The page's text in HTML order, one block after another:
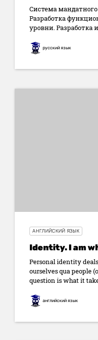
Система
Разработка
уровни.
русский язык
АНГЛИЙСКИЙ ЯЗЫК
Identity. I am
Personal identity
ourselves qua people
question is what it
английский язык